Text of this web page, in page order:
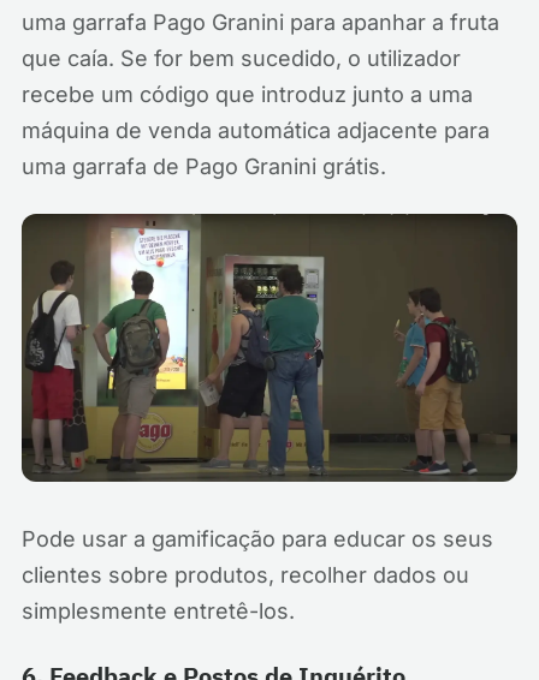
uma garrafa Pago Granini para apanhar a fruta
que caía. Se for bem sucedido, o utilizador
recebe um código que introduz junto a uma
máquina de venda automática adjacente para
uma garrafa de Pago Granini grátis.
Pode usar a gamificação para educar os seus
clientes sobre produtos, recolher dados ou
simplesmente entretê-los.